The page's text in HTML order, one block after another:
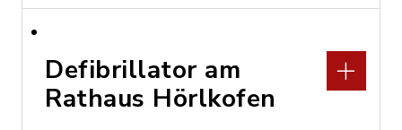
Defibrillator am
Rathaus Hörlkofen